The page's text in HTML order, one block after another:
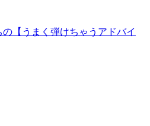
【うまく弾けちゃうアドバイ